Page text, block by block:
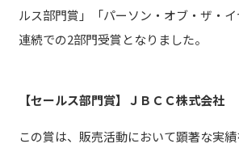
ルス部門賞」「パーソン・オブ・ザ・イ
連続での2部門受賞となりました。
【セールス部門賞】ＪＢＣＣ株式会社
この賞は、販売活動において顕著な実